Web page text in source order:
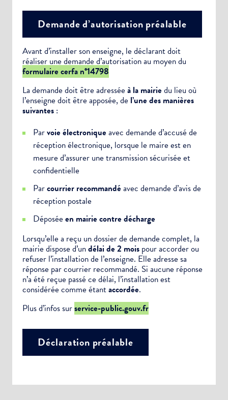
Demande d’autorisation préalable
Avant d’installer son enseigne, le déclarant doit
réaliser une demande d’autorisation au moyen du
formulaire cerfa n°14798
La demande doit être adressée à la mairiedu lieu où
l’enseigne doit être apposée, de l’une des manières
suivantes :
Parvoie électroniqueavec demande d’accusé de
réception électronique, lorsque le maire est en
mesure d’assurer une transmission sécurisée et
confidentielle
Parcourrier recommandéavec demande d’avis de
réception postale
Déposée en mairie contre décharge
Lorsqu’elle a reçu un dossier de demande complet, la
mairie dispose d’undélai de 2 mois pour accorder ou
refuser l’installation de l’enseigne. Elle adresse sa
réponse par courrier recommandé. Si aucune réponse
n’a été reçue passé ce délai, l’installation est
considérée comme étantaccordée.
Plus d’infos surservice-public.gouv.fr
Déclaration préalable